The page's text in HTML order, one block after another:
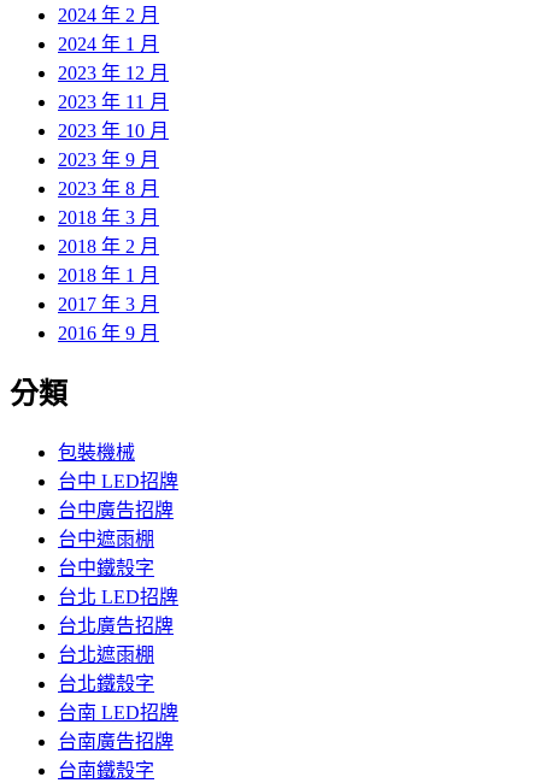
2024 年 2 月
2024 年 1 月
2023 年 12 月
2023 年 11 月
2023 年 10 月
2023 年 9 月
2023 年 8 月
2018 年 3 月
2018 年 2 月
2018 年 1 月
2017 年 3 月
2016 年 9 月
分類
包裝機械
台中 LED招牌
台中廣告招牌
台中遮雨棚
台中鐵殼字
台北 LED招牌
台北廣告招牌
台北遮雨棚
台北鐵殼字
台南 LED招牌
台南廣告招牌
台南鐵殼字